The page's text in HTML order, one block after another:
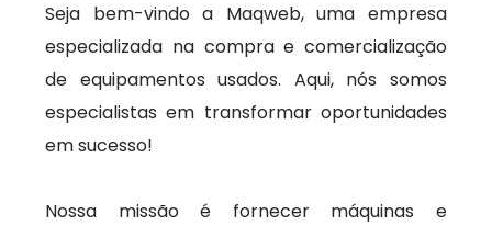
Seja bem-vindo a Maqweb, uma empresa
especializada na compra e comercialização
de equipamentos usados. Aqui, nós somos
especialistas em transformar oportunidades
em sucesso!
Nossa missão é fornecer máquinas e